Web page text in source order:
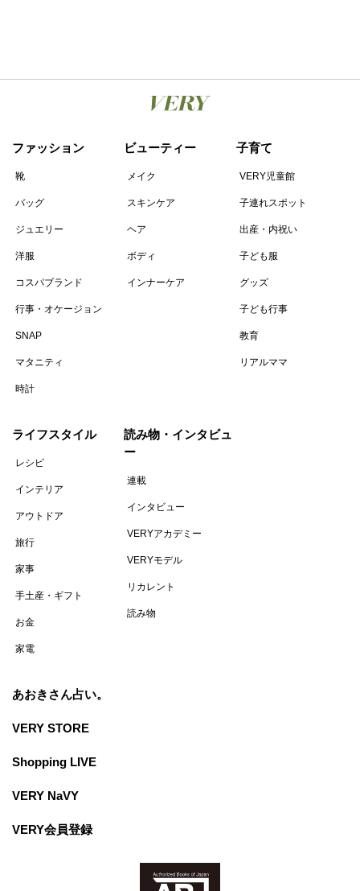
ファッション
靴
バッグ
ジュエリー
洋服
コスパブランド
行事・オケージョン
SNAP
マタニティ
時計
ビューティー
メイク
スキンケア
ヘア
ボディ
インナーケア
子育て
VERY児童館
子連れスポット
出産・内祝い
子ども服
グッズ
子ども行事
教育
リアルママ
ライフスタイル
レシピ
インテリア
アウトドア
旅行
家事
手土産・ギフト
お金
家電
読み物・インタビュ
ー
連載
インタビュー
VERYアカデミー
VERYモデル
リカレント
読み物
あおきさん占い。
VERY STORE
Shopping LIVE
VERY NaVY
VERY会員登録